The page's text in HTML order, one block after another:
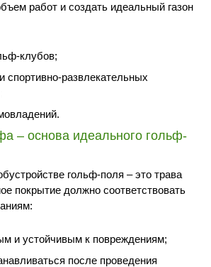
Вызвать замерщика
61-55
работ и создать идеальный газон
клубов;
спортивно-развлекательных
– основа идеального гольф-
гольф-поля – это трава
покрытие должно соответствовать
и устойчивым к повреждениям;
после проведения